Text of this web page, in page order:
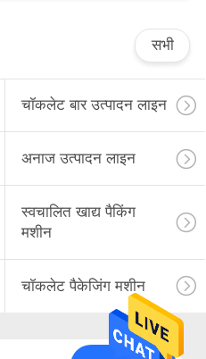
सभी
चॉकलेट बार उत्पादन लाइन
अनाज उत्पादन लाइन
स्वचालित खाद्य पैकिंग
मशीन
चॉकलेट पैकेजिंग मशीन